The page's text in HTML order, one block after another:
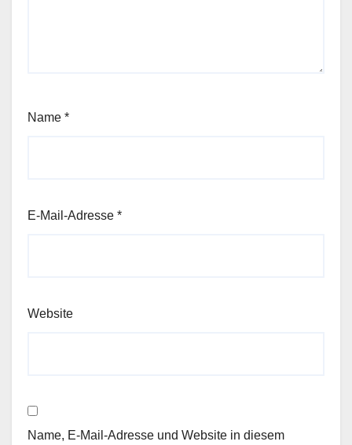
Name *
E-Mail-Adresse *
Website
Name, E-Mail-Adresse und Website in diesem